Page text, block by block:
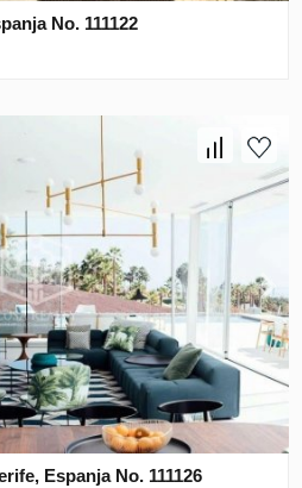
No. 111122
Espanja No. 111126